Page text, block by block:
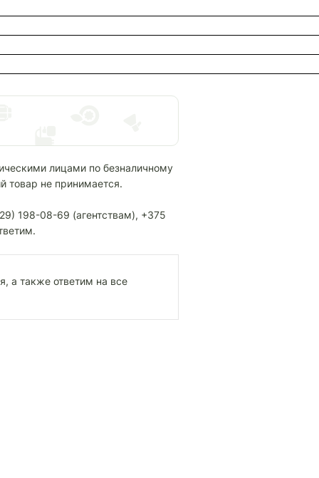
лицами по безналичному
товар не принимается.
198-08-69 (агентствам), +375
а также ответим на все